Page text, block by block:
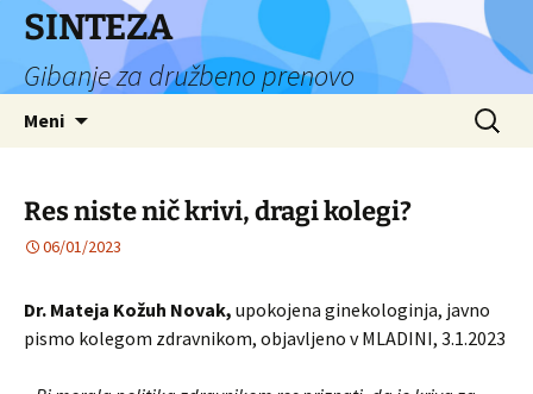
Preskoči
vsebino
SINTEZA
Gibanje za družbeno prenovo
Meni Išči:
Res niste nič krivi, dragi kolegi?
06/01/2023
Dr. Mateja Kožuh Novak, upokojena ginekologinja, javno
pismo kolegom zdravnikom, objavljeno v MLADINI, 3.1.2023